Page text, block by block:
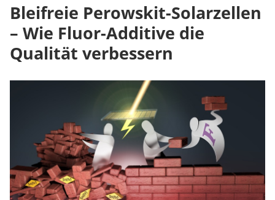
Bleifreie Perowskit-Solarzellen
– Wie Fluor-Additive die
Qualität verbessern